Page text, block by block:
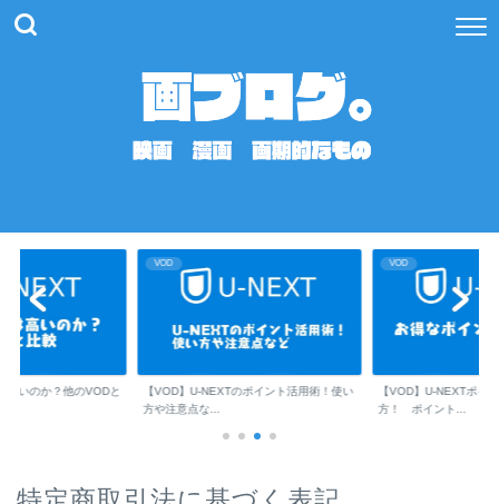
高いのか？他のVODと
VOD
【VOD】U-NEXTのポイント活用術！使い
方や注意点な...
VOD
【VOD】U-NEXTポイ
方！ ポイント...